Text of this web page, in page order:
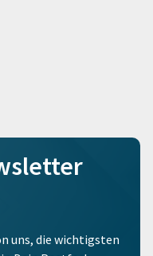
uns, die wichtigsten